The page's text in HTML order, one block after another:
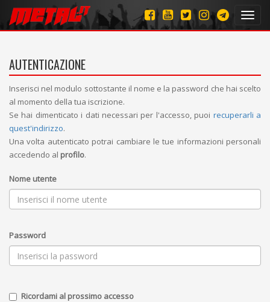
AUTENTICAZIONE
Inserisci nel modulo sottostante il nome e la password che hai scelto
al momento della tua iscrizione.
Se hai dimenticato i dati necessari per l'accesso, puoi recuperarli a
quest'indirizzo.
Una volta autenticato potrai cambiare le tue informazioni personali
accedendo al profilo.
Nome utente
Password
Ricordami al prossimo accesso